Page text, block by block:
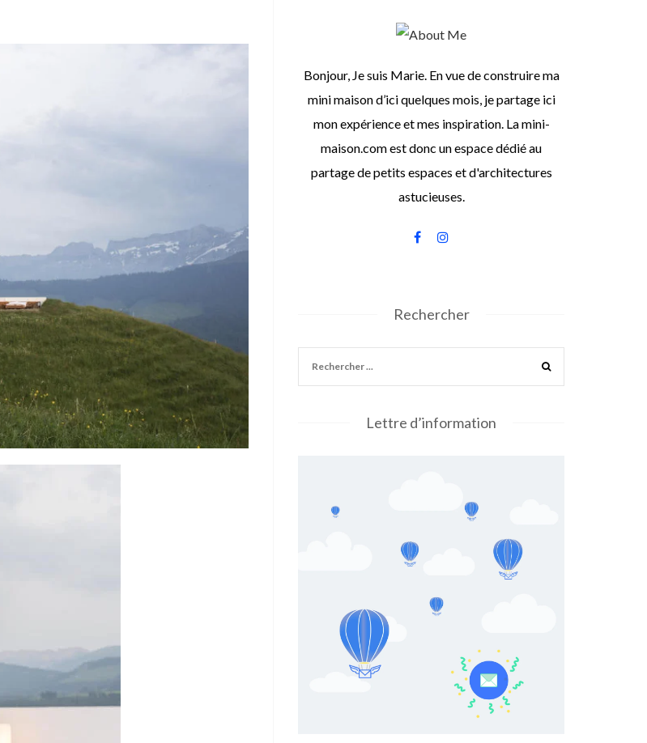
Bonjour, Je suis Marie. En vue de construire ma
mini maison d’ici quelques mois, je partage ici
mon expérience et mes inspiration. La mini-
maison.com est donc un espace dédié au
partage de petits espaces et d'architectures
astucieuses.
Rechercher
Lettre d’information